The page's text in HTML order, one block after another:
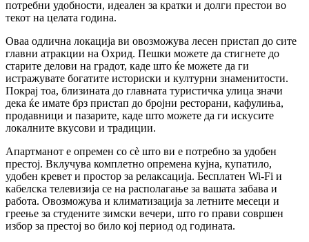
потребни удобности, идеален за кратки и долги престои во
текот на целата година.
Оваа одлична локација ви овозможува лесен пристап до сите
главни атракции на Охрид. Пешки можете да стигнете до
старите делови на градот, каде што ќе можете да ги
истражувате богатите историски и културни знаменитости.
Покрај тоа, близината до главната туристичка улица значи
дека ќе имате брз пристап до бројни ресторани, кафулиња,
продавници и пазарите, каде што можете да ги искусите
локалните вкусови и традиции.
Апартманот е опремен со сè што ви е потребно за удобен
престој. Вклучува комплетно опремена кујна, купатило,
удобен кревет и простор за релаксација. Бесплатен Wi-Fi и
кабелска телевизија се на располагање за вашата забава и
работа. Овозможува и климатизација за летните месеци и
греење за студените зимски вечери, што го прави совршен
избор за престој во било кој период од годината.